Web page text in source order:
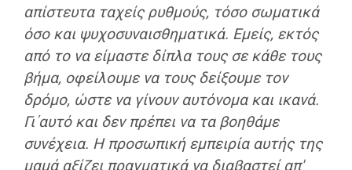
απίστευτα ταχείς ρυθμούς, τόσο σωματικά
όσο και ψυχοσυναισθηματικά. Eμείς, εκτός
από το να είμαστε δίπλα τους σε κάθε τους
βήμα, οφείλουμε να τους δείξουμε τον
δρόμο, ώστε να γίνουν αυτόνομα και ικανά.
Γι΄αυτό και δεν πρέπει να τα βοηθάμε
συνέχεια. Η προσωπική εμπειρία αυτής της
μαμά αξίζει πραγματικά να διαβαστεί απ'